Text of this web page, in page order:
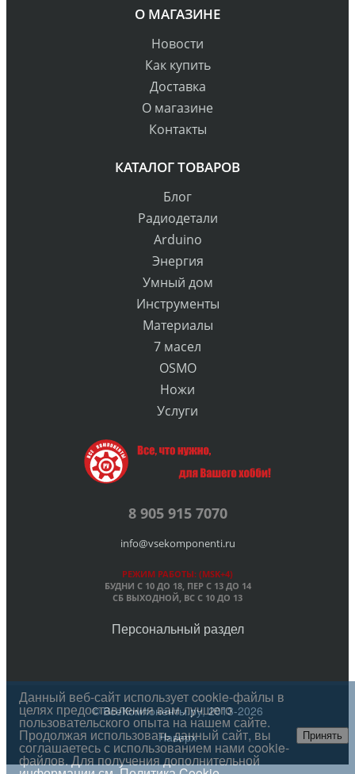
О МАГАЗИНЕ
Новости
Как купить
Доставка
О магазине
Контакты
КАТАЛОГ ТОВАРОВ
Блог
Радиодетали
Arduino
Энергия
Умный дом
Инструменты
Материалы
7 масел
OSMO
Ножи
Услуги
8 905 915 7070
info@vsekomponenti.ru
РЕЖИМ РАБОТЫ: (MSK+4)
БУДНИ С 10 ДО 18, ПЕРС 13 ДО 14
СБ ВЫХОДНОЙ, ВС С 10 ДО 13
Персональный раздел
© ВсеКомпоненты.ру, 2013-2026
Наверх
Данный веб-сайт использует cookie-файлы в
целях предоставления вам лучшего
пользовательского опыта на нашем сайте.
Продолжая использовать данный сайт, вы
соглашаетесь с использованием нами cookie-
файлов. Для получения дополнительной
Принять